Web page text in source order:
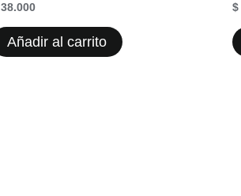
38.000
Añadir al carrito
$